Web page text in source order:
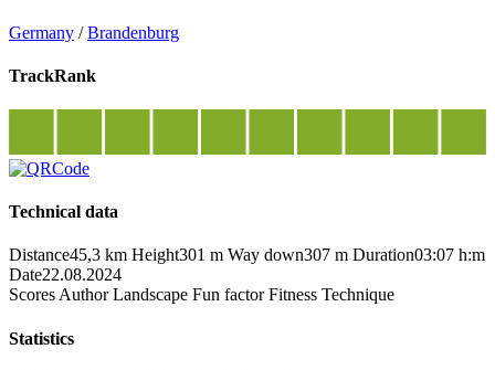
Germany /Brandenburg
TrackRank
Technical data
Distance45,3 km Height301 m Way down307 m Duration03:07 h:m
Date22.08.2024
Scores Author Landscape Fun factor Fitness Technique
Statistics